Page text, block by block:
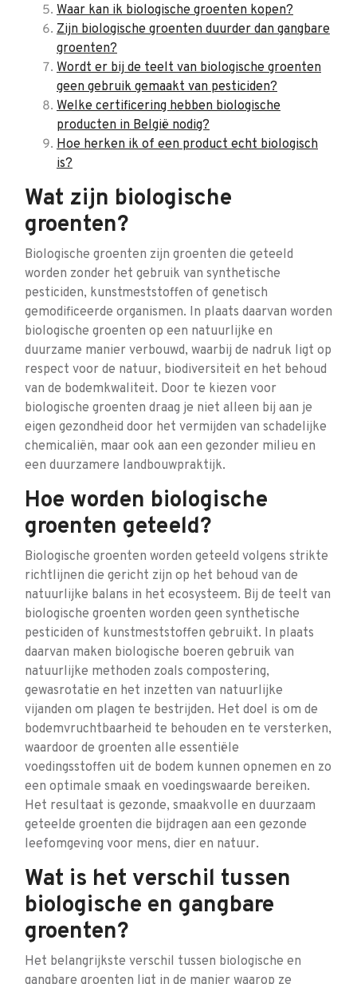
Waar kan ik biologische groenten kopen?
Zijn biologische groenten duurder dan gangbare
groenten?
Wordt er bij de teelt van biologische groenten
geen gebruik gemaakt van pesticiden?
Welke certificering hebben biologische
producten in België nodig?
Hoe herken ik of een product echt biologisch
is?
Wat zijn biologische
groenten?
Biologische groenten zijn groenten die geteeld
worden zonder het gebruik van synthetische
pesticiden, kunstmeststoffen of genetisch
gemodificeerde organismen. In plaats daarvan worden
biologische groenten op een natuurlijke en
duurzame manier verbouwd, waarbij de nadruk ligt op
respect voor de natuur, biodiversiteit en het behoud
van de bodemkwaliteit. Door te kiezen voor
biologische groenten draag je niet alleen bij aan je
eigen gezondheid door het vermijden van schadelijke
chemicaliën, maar ook aan een gezonder milieu en
een duurzamere landbouwpraktijk.
Hoe worden biologische
groenten geteeld?
Biologische groenten worden geteeld volgens strikte
richtlijnen die gericht zijn op het behoud van de
natuurlijke balans in het ecosysteem. Bij de teelt van
biologische groenten worden geen synthetische
pesticiden of kunstmeststoffen gebruikt. In plaats
daarvan maken biologische boeren gebruik van
natuurlijke methoden zoals compostering,
gewasrotatie en het inzetten van natuurlijke
vijanden om plagen te bestrijden. Het doel is om de
bodemvruchtbaarheid te behouden en te versterken,
waardoor de groenten alle essentiële
voedingsstoffen uit de bodem kunnen opnemen en zo
een optimale smaak en voedingswaarde bereiken.
Het resultaat is gezonde, smaakvolle en duurzaam
geteelde groenten die bijdragen aan een gezonde
leefomgeving voor mens, dier en natuur.
Wat is het verschil tussen
biologische en gangbare
groenten?
Het belangrijkste verschil tussen biologische en
gangbare groenten ligt in de manier waarop ze